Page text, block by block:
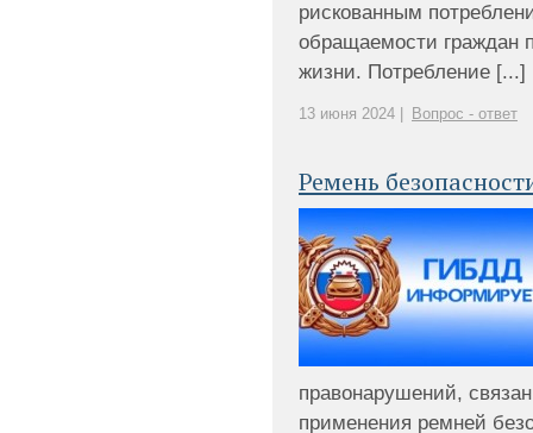
рискованным
обращаемости граждан
жизни. Потребление [...]
13 июня 2024 | Вопрос - ответ
Ремень
правонарушений,
применения ремней